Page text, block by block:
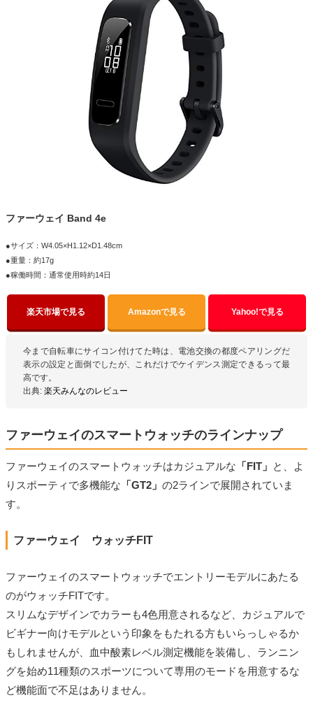
ファーウェイ Band 4e
●サイズ：W4.05×H1.12×D1.48cm
●重量：約17g
●稼働時間：通常使用時約14日
楽天市場で見る Amazonで見る Yahoo!で見る
今まで自転車にサイコン付けてた時は、電池交換の都度ペアリングだ
表示の設定と面倒でしたが、これだけでケイデンス測定できるって最
高です。
出典: 楽天みんなのレビュー
ファーウェイのスマートウォッチのラインナップ
ファーウェイのスマートウォッチはカジュアルな 「FIT」 と、よ
りスポーティで多機能な 「GT2」 の2ラインで展開されていま
す。
ファーウェイ ウォッチFIT
ファーウェイのスマートウォッチでエントリーモデルにあたる
のがウォッチFITです。
スリムなデザインでカラーも4色用意されるなど、カジュアルで
ビギナー向けモデルという印象をもたれる方もいらっしゃるか
もしれませんが、血中酸素レベル測定機能を装備し、ランニン
グを始め11種類のスポーツについて専用のモードを用意するな
ど機能面で不足はありません。